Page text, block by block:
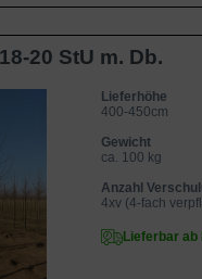
20 StU m. Db.
Lieferhöhe
400-450cm
Gewicht
ca. 100 kg
Anzahl
4xv (4-fach
Lieferbar ab